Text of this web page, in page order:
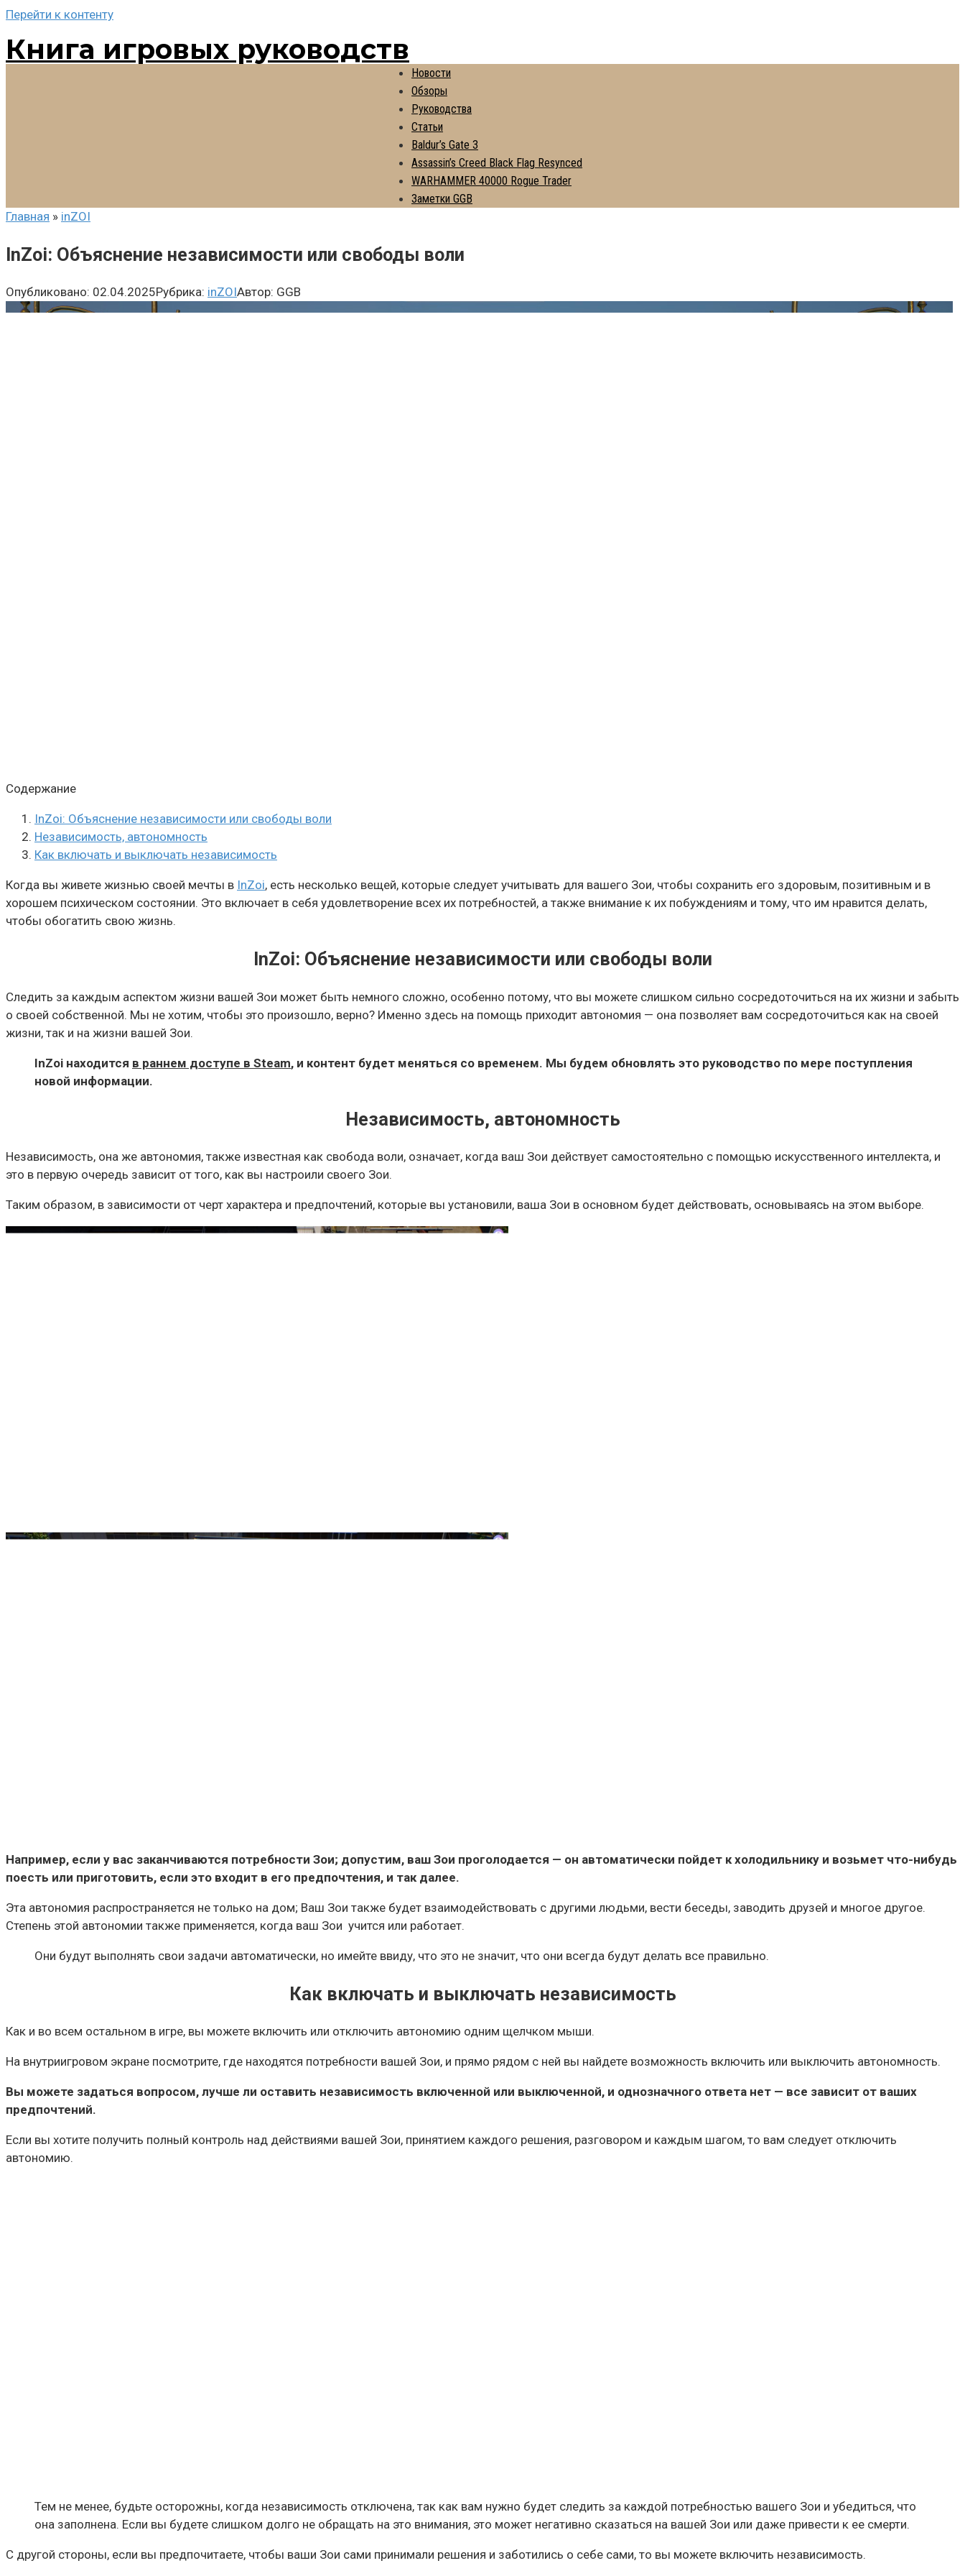
Перейти к контенту
Книга игровых руководств
Новости
Обзоры
Руководства
Статьи
Baldur’s Gate 3
Assassin’s Creed Black Flag Resynced
WARHAMMER 40000 Rogue Trader
Заметки GGB
Главная » inZOI
InZoi: Объяснение независимости или свободы воли
Опубликовано: 02.04.2025Рубрика: inZOIАвтор: GGB
Содержание
InZoi: Объяснение независимости или свободы воли
Независимость, автономность
Как включать и выключать независимость
Когда вы живете жизнью своей мечты в InZoi, есть несколько вещей, которые следует учитывать для вашего Зои, чтобы сохранить его здоровым, позитивным и в
хорошем психическом состоянии. Это включает в себя удовлетворение всех их потребностей, а также внимание к их побуждениям и тому, что им нравится делать,
чтобы обогатить свою жизнь.
InZoi: Объяснение независимости или свободы воли
Следить за каждым аспектом жизни вашей Зои может быть немного сложно, особенно потому, что вы можете слишком сильно сосредоточиться на их жизни и забыть
о своей собственной. Мы не хотим, чтобы это произошло, верно? Именно здесь на помощь приходит автономия — она позволяет вам сосредоточиться как на своей
жизни, так и на жизни вашей Зои.
InZoi находится в раннем доступе в Steam, и контент будет меняться со временем. Мы будем обновлять это руководство по мере поступления
новой информации.
Независимость, автономность
Независимость, она же автономия, также известная как свобода воли, означает, когда ваш Зои действует самостоятельно с помощью искусственного интеллекта, и
это в первую очередь зависит от того, как вы настроили своего Зои.
Таким образом, в зависимости от черт характера и предпочтений, которые вы установили, ваша Зои в основном будет действовать, основываясь на этом выборе.
Например, если у вас заканчиваются потребности Зои; допустим, ваш Зои проголодается — он автоматически пойдет к холодильнику и возьмет что-нибудь
поесть или приготовить, если это входит в его предпочтения, и так далее.
Эта автономия распространяется не только на дом; Ваш Зои также будет взаимодействовать с другими людьми, вести беседы, заводить друзей и многое другое.
Степень этой автономии также применяется, когда ваш Зои учится или работает.
Они будут выполнять свои задачи автоматически, но имейте ввиду, что это не значит, что они всегда будут делать все правильно.
Как включать и выключать независимость
Как и во всем остальном в игре, вы можете включить или отключить автономию одним щелчком мыши.
На внутриигровом экране посмотрите, где находятся потребности вашей Зои, и прямо рядом с ней вы найдете возможность включить или выключить автономность.
Вы можете задаться вопросом, лучше ли оставить независимость включенной или выключенной, и однозначного ответа нет — все зависит от ваших
предпочтений.
Если вы хотите получить полный контроль над действиями вашей Зои, принятием каждого решения, разговором и каждым шагом, то вам следует отключить
автономию.
Тем не менее, будьте осторожны, когда независимость отключена, так как вам нужно будет следить за каждой потребностью вашего Зои и убедиться, что
она заполнена. Если вы будете слишком долго не обращать на это внимания, это может негативно сказаться на вашей Зои или даже привести к ее смерти.
С другой стороны, если вы предпочитаете, чтобы ваши Зои сами принимали решения и заботились о себе сами, то вы можете включить независимость.